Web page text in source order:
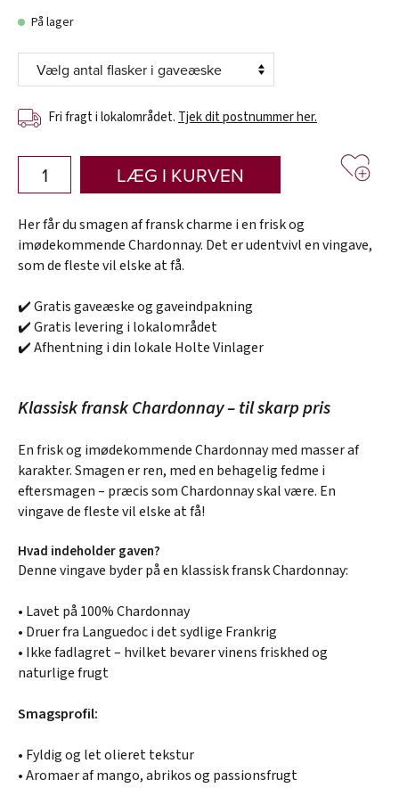
På lager
Fri fragt i lokalområdet. Tjek dit postnummer her.
LÆG I KURVEN
Her får du smagen af fransk charme i en frisk og
imødekommende Chardonnay. Det er udentvivl en vingave,
som de fleste vil elske at få.
✔️ Gratis gaveæske og gaveindpakning
✔️ Gratis levering i lokalområdet
✔️ Afhentning i din lokale Holte Vinlager
Klassisk fransk Chardonnay – til skarp pris
En frisk og imødekommende Chardonnay med masser af
karakter. Smagen er ren, med en behagelig fedme i
eftersmagen – præcis som Chardonnay skal være. En
vingave de fleste vil elske at få!
Hvad indeholder gaven?
Denne vingave byder på en klassisk fransk Chardonnay:
• Lavet på 100% Chardonnay
• Druer fra Languedoc i det sydlige Frankrig
• Ikke fadlagret – hvilket bevarer vinens friskhed og
naturlige frugt
Smagsprofil:
• Fyldig og let olieret tekstur
• Aromaer af mango, abrikos og passionsfrugt